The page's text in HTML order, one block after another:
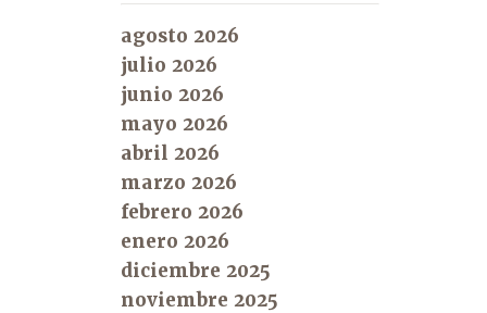
agosto 2026
julio 2026
junio 2026
mayo 2026
abril 2026
marzo 2026
febrero 2026
enero 2026
diciembre 2025
noviembre 2025